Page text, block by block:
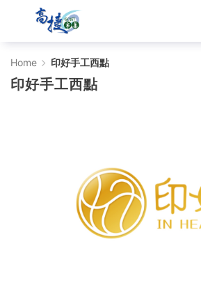
印
好
Home 印好手工西點
印好手工西點